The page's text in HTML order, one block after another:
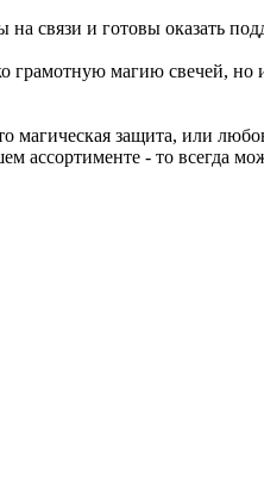
связи и готовы оказать
грамотную магию свечей, но
магическая защита, или
ассортименте - то всегда